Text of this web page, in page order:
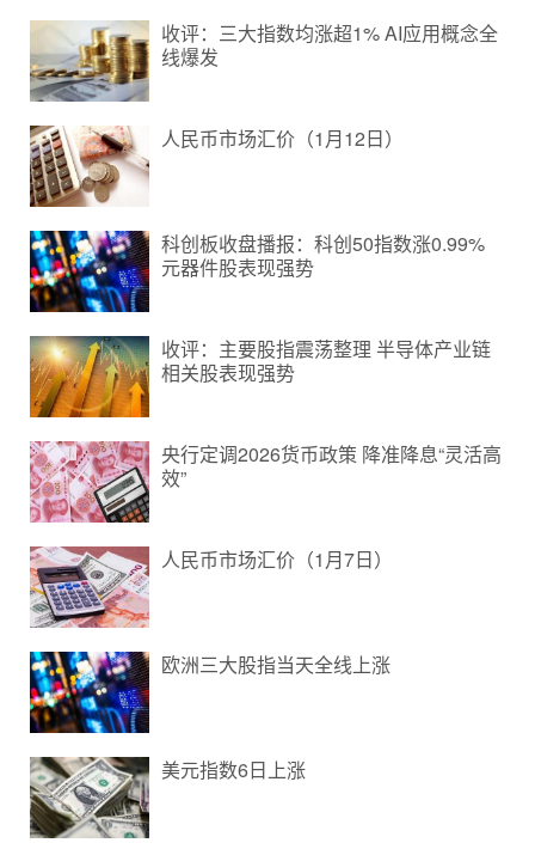
收评：三大指数均涨超1% AI应用概念全
线爆发
人民币市场汇价（1月12日）
科创板收盘播报：科创50指数涨0.99%
元器件股表现强势
收评：主要股指震荡整理 半导体产业链
相关股表现强势
央行定调2026货币政策 降准降息“灵活高
效”
人民币市场汇价（1月7日）
欧洲三大股指当天全线上涨
美元指数6日上涨